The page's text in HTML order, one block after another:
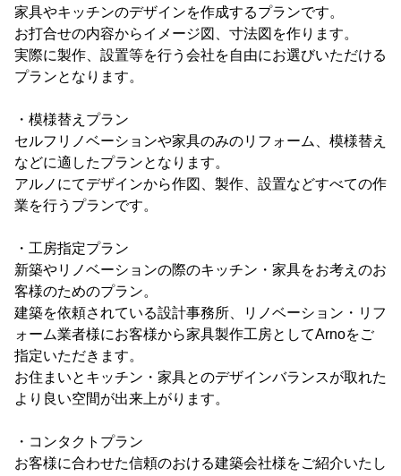
家具やキッチンのデザインを作成するプランです。
お打合せの内容からイメージ図、寸法図を作ります。
実際に製作、設置等を行う会社を自由にお選びいただける
プランとなります。
・模様替えプラン
セルフリノベーションや家具のみのリフォーム、模様替え
などに適したプランとなります。
アルノにてデザインから作図、製作、設置などすべての作
業を行うプランです。
・工房指定プラン
新築やリノベーションの際のキッチン・家具をお考えのお
客様のためのプラン。
建築を依頼されている設計事務所、リノベーション・リフ
ォーム業者様にお客様から家具製作工房としてArnoをご
指定いただきます。
お住まいとキッチン・家具とのデザインバランスが取れた
より良い空間が出来上がります。
・コンタクトプラン
お客様に合わせた信頼のおける建築会社様をご紹介いたし